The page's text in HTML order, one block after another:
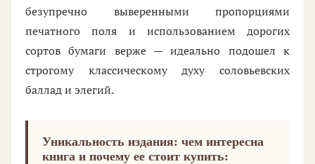
безупречно выверенными пропорциями
печатного поля и использованием дорогих
сортов бумаги верже — идеально подошел к
строгому классическому духу соловьевских
баллад и элегий.
Уникальность издания: чем интересна
книга и почему ее стоит купить: